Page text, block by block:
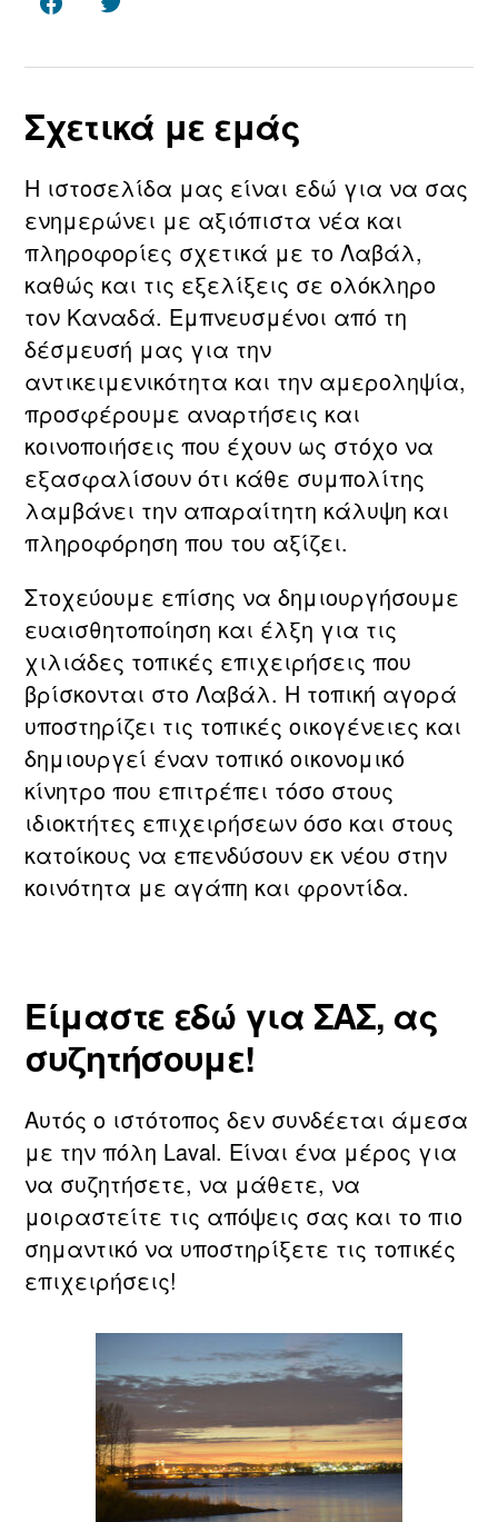
FacebookTwitter
Σχετικά με εμάς
Η ιστοσελίδα μας είναι εδώ για να σας
ενημερώνει με αξιόπιστα νέα και
πληροφορίες σχετικά με τo Λαβάλ,
καθώς και τις εξελίξεις σε ολόκληρο
τον Καναδά. Εμπνευσμένοι από τη
δέσμευσή μας για την
αντικειμενικότητα και την αμεροληψία,
προσφέρουμε αναρτήσεις και
κοινοποιήσεις που έχουν ως στόχο να
εξασφαλίσουν ότι κάθε συμπολίτης
λαμβάνει την απαραίτητη κάλυψη και
πληροφόρηση που του αξίζει.
Στοχεύουμε επίσης να δημιουργήσουμε
ευαισθητοποίηση και έλξη για τις
χιλιάδες τοπικές επιχειρήσεις που
βρίσκονται στο Λαβάλ. Η τοπική αγορά
υποστηρίζει τις τοπικές οικογένειες και
δημιουργεί έναν τοπικό οικονομικό
κίνητρο που επιτρέπει τόσο στους
ιδιοκτήτες επιχειρήσεων όσο και στους
κατοίκους να επενδύσουν εκ νέου στην
κοινότητα με αγάπη και φροντίδα.
Είμαστε εδώ για ΣΑΣ, ας
συζητήσουμε!
Αυτός ο ιστότοπος δεν συνδέεται άμεσα
με την πόλη Laval. Είναι ένα μέρος για
να συζητήσετε, να μάθετε, να
μοιραστείτε τις απόψεις σας και το πιο
σημαντικό να υποστηρίξετε τις τοπικές
επιχειρήσεις!